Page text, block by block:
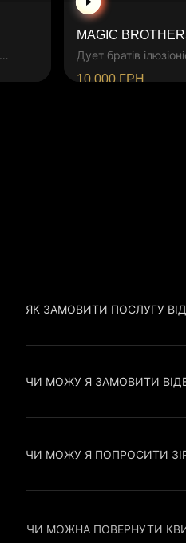
MAGIC
Дует братів
10 000 ГРН
ЯК ЗАМОВИТИ ПОСЛУГУ
ЧИ МОЖУ Я ЗАМОВИТИ
ЧИ МОЖУ Я ПОПРОСИТИ
ЧИ МОЖНА ПОВЕРНУТИ